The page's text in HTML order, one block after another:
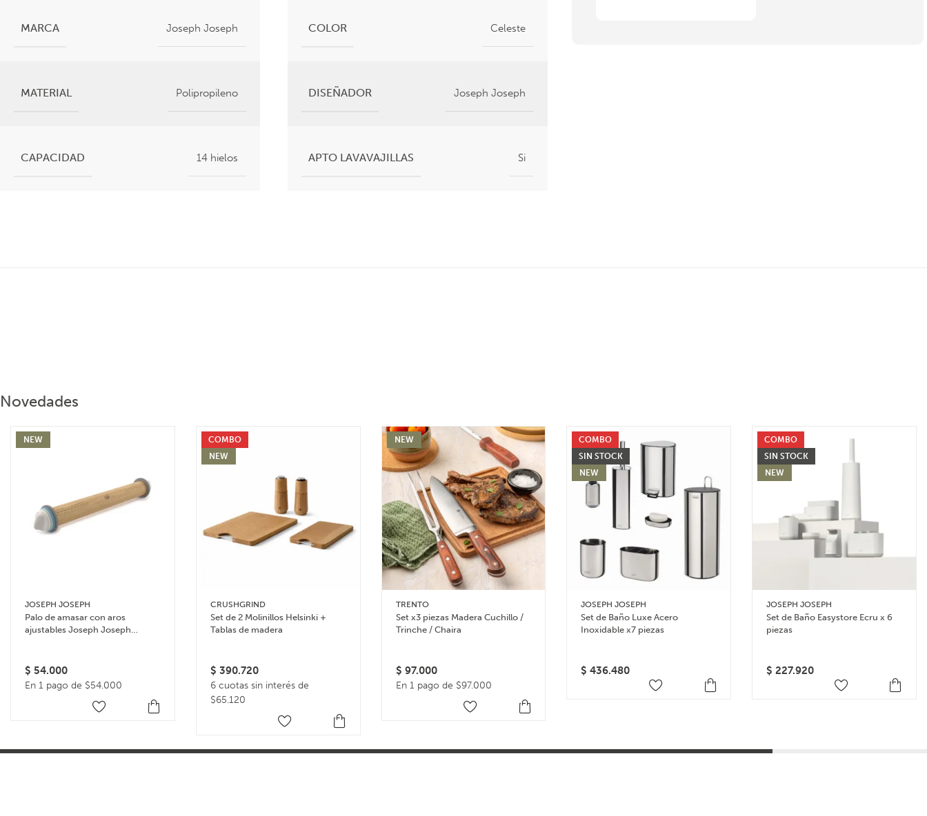
MARCA Joseph Joseph COLOR Celeste
MATERIAL Polipropileno DISEÑADOR Joseph Joseph
CAPACIDAD 14 hielos APTO LAVAVAJILLAS Si
Novedades
NEW
JOSEPH JOSEPH
Palo de amasar con aros
ajustables Joseph Joseph
$ 54.000
En 1 pago de $54.000
COMBO
NEW
CRUSHGRIND
Set de 2 Molinillos Helsinki +
Tablas de madera
$ 390.720
6 cuotas sin interés de
$65.120
NEW
TRENTO
Set x3 piezas Madera Cuchillo /
Trinche / Chaira
$ 97.000
En 1 pago de $97.000
COMBO
SIN STOCK
NEW
JOSEPH JOSEPH
Set de Baño Luxe Acero
Inoxidable x7 piezas
$ 436.480
COMBO
SIN STOCK
NEW
JOSEPH JOSEPH
Set de Baño Easystore Ecru x 6
piezas
$ 227.920